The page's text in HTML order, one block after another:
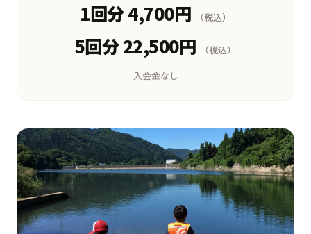
1回分 4,700円 （税込）
5回分 22,500円
（税込）
入会金なし